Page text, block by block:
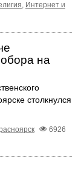
, Интернет и
на
столкнулся
6926